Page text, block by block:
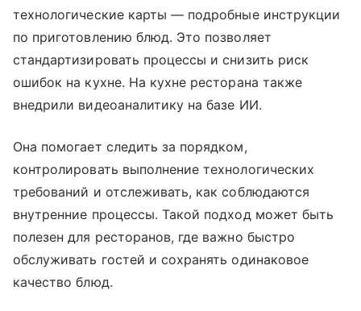
технологические карты — подробные инструкции
по приготовлению блюд. Это позволяет
стандартизировать процессы и снизить риск
ошибок на кухне. На кухне ресторана также
внедрили видеоаналитику на базе ИИ.
Она помогает следить за порядком,
контролировать выполнение технологических
требований и отслеживать, как соблюдаются
внутренние процессы. Такой подход может быть
полезен для ресторанов, где важно быстро
обслуживать гостей и сохранять одинаковое
качество блюд.